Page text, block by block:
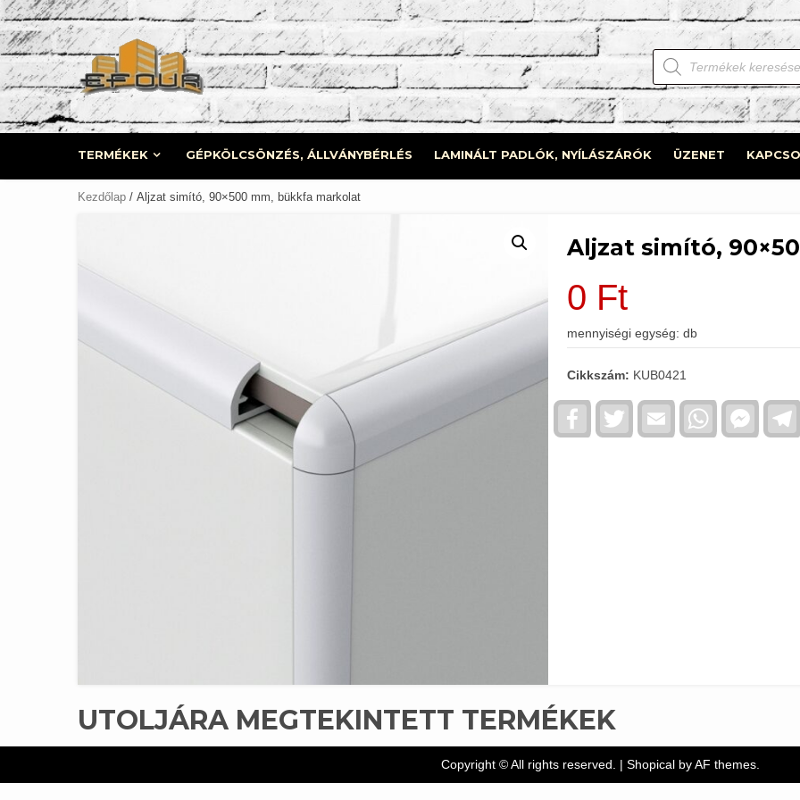
Skip
to
content
Products
search
TERMÉKEK GÉPKÖLCSÖNZÉS, ÁLLVÁNYBÉRLÉS LAMINÁLT PADLÓK, NYÍLÁSZÁRÓK ÜZENET
Kezdőlap / Aljzat simító, 90×500 mm, bükkfa markolat
Aljzat simító,
0 Ft
mennyiségi egység: db
Cikkszám: KUB0421
FacebookTwitter Email WhatsApp
UTOLJÁRA MEGTEKINTETT TERMÉKEK
Copyright © All rights reserved. | Shopicalby AF themes.